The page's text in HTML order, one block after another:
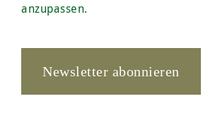
anzupassen.
Newsletter abonnieren